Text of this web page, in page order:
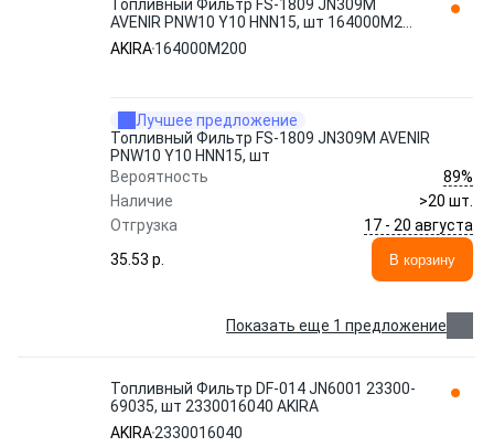
Топливный Фильтр FS-1809 JN309M
AVENIR PNW10 Y10 HNN15, шт 164000M200
AKIRA
AKIRA164000M200
Лучшее предложение
Топливный Фильтр FS-1809 JN309M AVENIR
PNW10 Y10 HNN15, шт
Вероятность
89%
Наличие
>20 шт.
Отгрузка
17 - 20 августа
35.53 p.
В корзину
Показать еще 1 предложение
Топливный Фильтр DF-014 JN6001 23300-
69035, шт 2330016040 AKIRA
AKIRA2330016040